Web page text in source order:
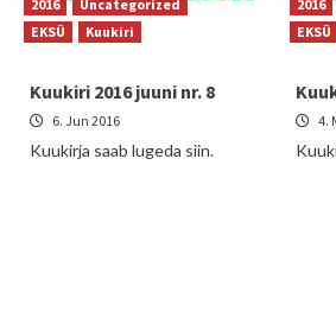
2016
Uncategorized
EKSÜ
Kuukiri
Kuukiri 2016 juuni nr. 8
6. Jun 2016
Kuukirja saab lugeda siin.
2016
EKSÜ
4.